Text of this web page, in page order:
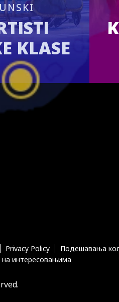
KLASE
Privacy Policy
Подешавања
на интересовањима